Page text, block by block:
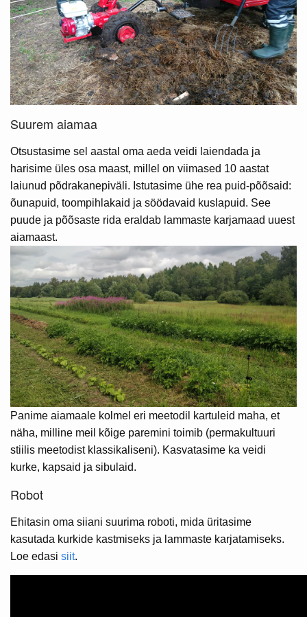
Suurem aiamaa
Otsustasime sel aastal oma aeda veidi laiendada ja
harisime üles osa maast, millel on viimased 10 aastat
laiunud põdrakanepiväli. Istutasime ühe rea puid-põõsaid:
õunapuid, toompihlakaid ja söödavaid kuslapuid. See
puude ja põõsaste rida eraldab lammaste karjamaad uuest
aiamaast.
Panime aiamaale kolmel eri meetodil kartuleid maha, et
näha, milline meil kõige paremini toimib (permakultuuri
stiilis meetodist klassikaliseni). Kasvatasime ka veidi
kurke, kapsaid ja sibulaid.
Robot
Ehitasin oma siiani suurima roboti, mida üritasime
kasutada kurkide kastmiseks ja lammaste karjatamiseks.
Loe edasi siit.